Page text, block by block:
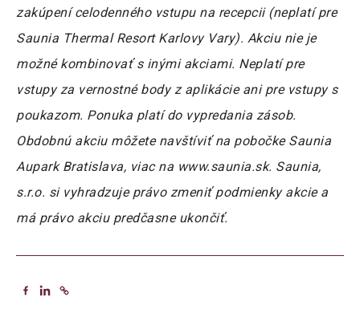
zakúpení celodenného vstupu na recepcii (neplatí pre
Saunia Thermal Resort Karlovy Vary). Akciu nie je
možné kombinovať s inými akciami. Neplatí pre
vstupy za vernostné body z aplikácie ani pre vstupy s
poukazom. Ponuka platí do vypredania zásob.
Obdobnú akciu môžete navštíviť na pobočke Saunia
Aupark Bratislava, viac na www.saunia.sk. Saunia,
s.r.o. si vyhradzuje právo zmeniť podmienky akcie a
má právo akciu predčasne ukončiť.